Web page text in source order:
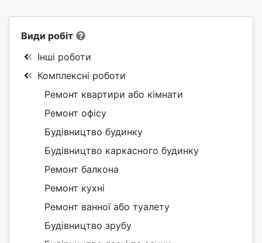
Види робіт
Інші роботи
Комплексні роботи
Ремонт квартири або кімнати
Ремонт офісу
Будівництво будинку
Будівництво каркасного будинку
Ремонт балкона
Ремонт кухні
Ремонт ванної або туалету
Будівництво зрубу